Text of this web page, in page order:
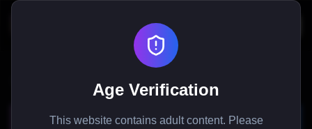
Age Verification
This website contains adult content. Please
Winziger Supervisor in der